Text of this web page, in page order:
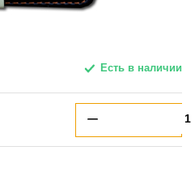
Есть в наличии